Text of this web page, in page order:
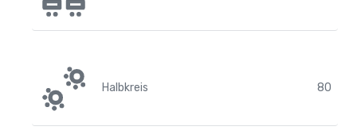
Halbkreis 80